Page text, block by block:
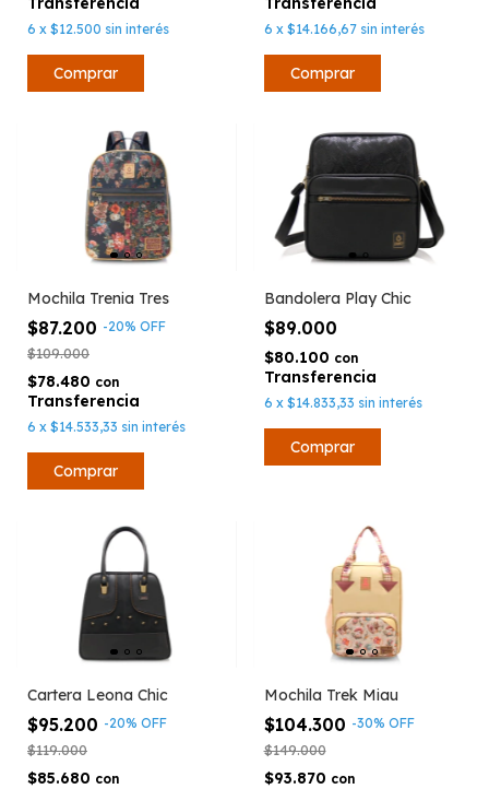
6 x $12.500 sin interés 6 x $14.166,67 sin interés
Mochila Trenia Tres
$87.200 -20% OFF
$109.000
$78.480 con
6 x $14.533,33 sin interés
Bandolera Play Chic
$89.000
$80.100 con
6 x $14.833,33 sin interés
Cartera Leona Chic
$95.200 -20% OFF
$119.000
$85.680 con
Mochila Trek Miau
$104.300 -30% OFF
$149.000
$93.870 con